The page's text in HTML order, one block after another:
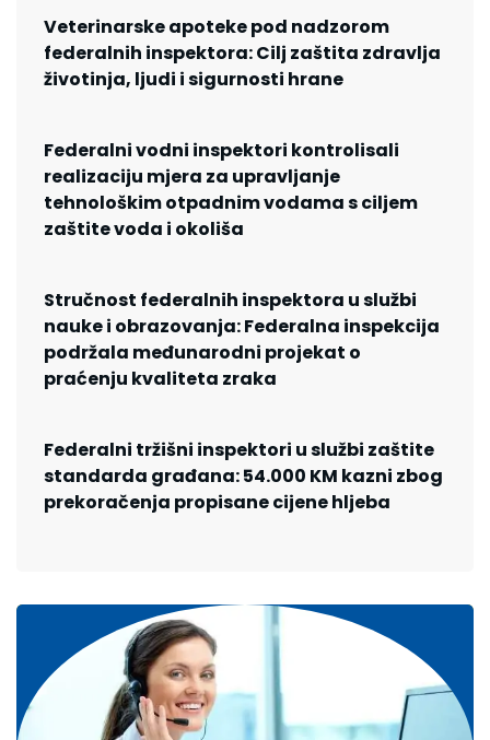
Veterinarske apoteke pod nadzorom
federalnih inspektora: Cilj zaštita zdravlja
životinja, ljudi i sigurnosti hrane
Federalni vodni inspektori kontrolisali
realizaciju mjera za upravljanje
tehnološkim otpadnim vodama s ciljem
zaštite voda i okoliša
Stručnost federalnih inspektora u službi
nauke i obrazovanja: Federalna inspekcija
podržala međunarodni projekat o
praćenju kvaliteta zraka
Federalni tržišni inspektori u službi zaštite
standarda građana: 54.000 KM kazni zbog
prekoračenja propisane cijene hljeba